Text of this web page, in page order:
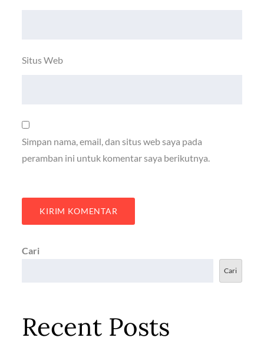
Situs Web
Simpan nama, email, dan situs web saya pada
peramban ini untuk komentar saya berikutnya.
Cari
Cari
Recent Posts